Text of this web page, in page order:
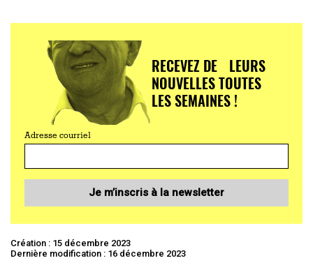
RECEVEZ DE LEURS
NOUVELLES TOUTES
LES SEMAINES !
Adresse courriel
Je m’inscris à la newsletter
Création : 15 décembre 2023
Dernière modification : 16 décembre 2023